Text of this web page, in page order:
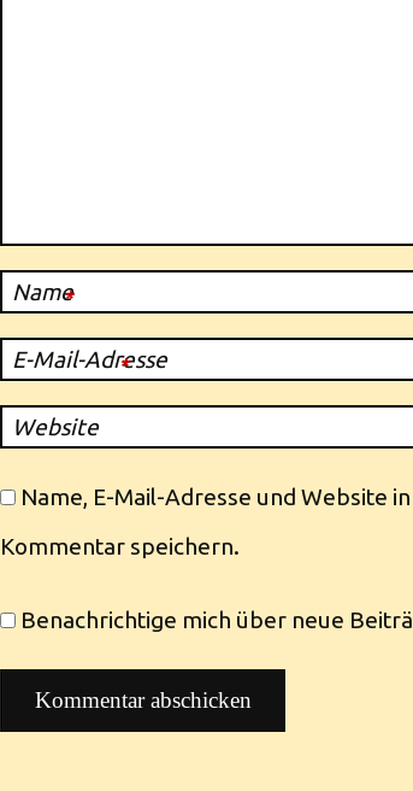
Name
*
E-Mail-Adresse
*
Website
Name, E-Mail-Adresse und Website
Kommentar speichern.
Benachrichtige mich über neue